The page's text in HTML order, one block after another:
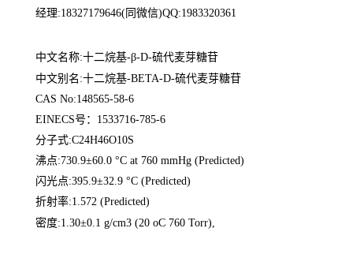
经理:18327179646(同微信)QQ:1983320361
中文名称:十二烷基-β-D-硫代麦芽糖苷
中文别名:十二烷基-BETA-D-硫代麦芽糖苷
CAS No:148565-58-6
EINECS号：1533716-785-6
分子式:C24H46O10S
沸点:730.9±60.0 °C at 760 mmHg (Predicted)
闪光点:395.9±32.9 °C (Predicted)
折射率:1.572 (Predicted)
密度:1.30±0.1 g/cm3 (20 oC 760 Torr),